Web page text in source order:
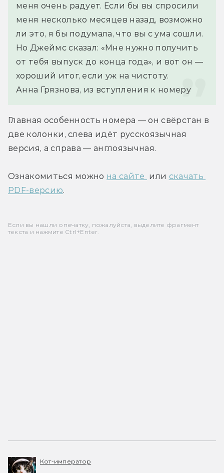
меня очень радует. Если бы вы спросили
меня несколько месяцев назад, возможно
ли это, я бы подумала, что вы с ума сошли.
Но Джеймс сказал: «Мне нужно получить
от тебя выпуск до конца года», и вот он —
хороший итог, если уж на чистоту.
Анна Грязнова, из вступления к номеру
Главная особенность номера — он свёрстан в
две колонки, слева идёт русскоязычная
версия, а справа — англоязычная.
Ознакомиться можно на сайте или скачать
PDF-версию.
Если вы нашли опечатку, пожалуйста, выделите фрагмент
текста и нажмите Ctrl+Enter.
Кот-император